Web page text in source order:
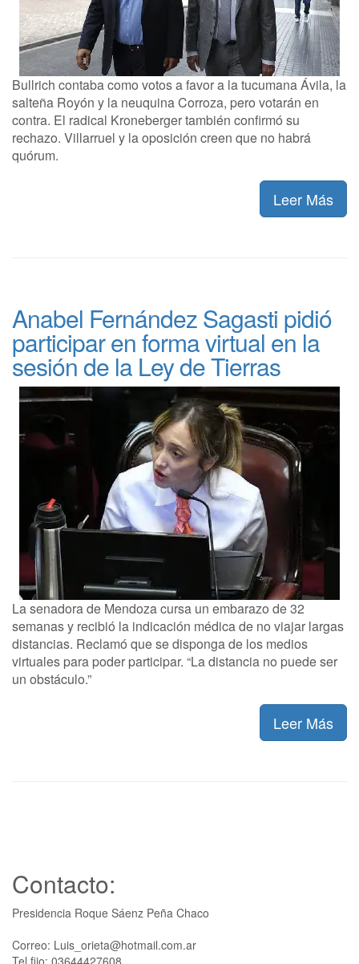
Bullrich contaba como votos a favor a la tucumana Ávila, la
salteña Royón y la neuquina Corroza, pero votarán en
contra. El radical Kroneberger también confirmó su
rechazo. Villarruel y la oposición creen que no habrá
quórum.
Leer Más
Anabel Fernández Sagasti pidió
participar en forma virtual en la
sesión de la Ley de Tierras
La senadora de Mendoza cursa un embarazo de 32
semanas y recibió la indicación médica de no viajar largas
distancias. Reclamó que se disponga de los medios
virtuales para poder participar. “La distancia no puede ser
un obstáculo.”
Leer Más
Contacto:
Presidencia Roque Sáenz Peña Chaco
Correo: Luis_orieta@hotmail.com.ar
Tel fijo: 03644427608